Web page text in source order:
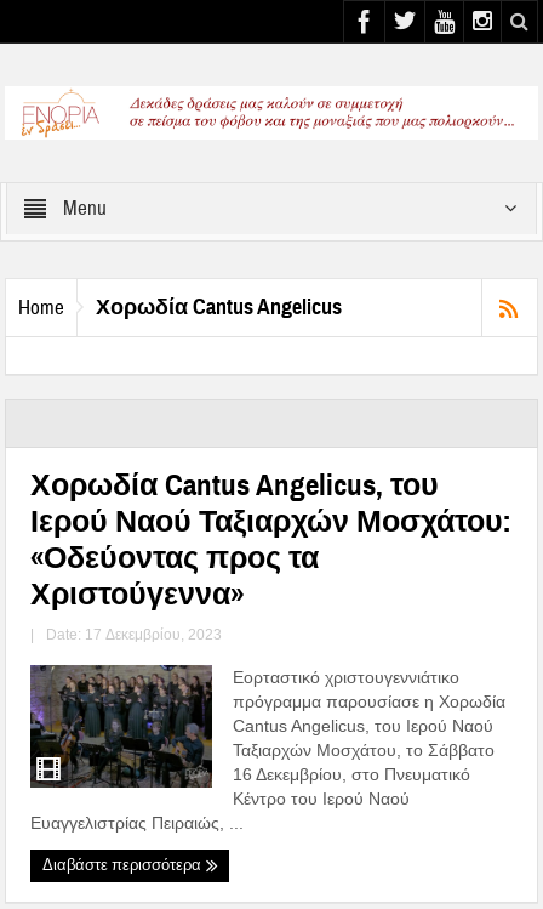
Menu
Home Χορωδία Cantus Angelicus
Χορωδία Cantus Angelicus, του
Ιερού Ναού Ταξιαρχών Μοσχάτου:
«Οδεύοντας προς τα
Χριστούγεννα»
| Date: 17 Δεκεμβρίου, 2023
Εορταστικό χριστουγεννιάτικο
πρόγραμμα παρουσίασε η Χορωδία
Cantus Angelicus, του Ιερού Ναού
Ταξιαρχών Μοσχάτου, το Σάββατο
16 Δεκεμβρίου, στο Πνευματικό
Κέντρο του Ιερού Ναού
Ευαγγελιστρίας Πειραιώς, ...
Διαβάστε περισσότερα